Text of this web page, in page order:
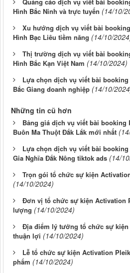
Quảng cáo dịch vụ viết bài
Hình Bắc Ninh và trực tuyến (14/10/
Xu hướng dịch vụ viết bài
Hình Bạc Liêu tiềm năng (14/10/
Thị trường dịch vụ viết bài
Hình Bắc Kạn Việt Nam (14/10/2024)
Lựa chọn dịch vụ viết bài booking
Bắc Giang doanh nghiệp (14/10/
Những tin cũ hơn
Bảng giá dịch vụ viết bài booking
Buôn Ma Thuột Đắk Lắk mới nhất
Lựa chọn dịch vụ viết bài booking
Gia Nghĩa Đắk Nông tiktok ads (14/
Trọn gói tổ chức sự kiện
(14/10/2024)
Đơn vị tổ chức sự kiện Activation
lượng (14/10/2024)
Địa điểm lý tưởng tổ chức sự kiện
thuận lợi (14/10/2024)
Lễ tổ chức sự kiện Activation
phẩm (14/10/2024)